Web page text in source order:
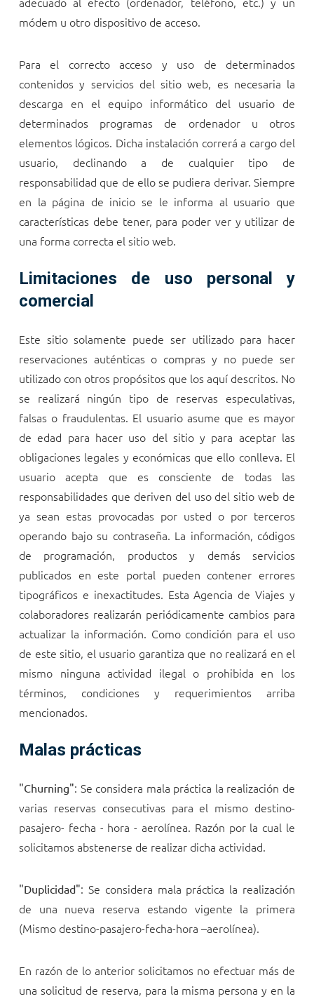
módem u otro dispositivo de acceso.
Para el correcto acceso y uso de determinados
contenidos y servicios del sitio web, es necesaria la
descarga en el equipo informático del usuario de
determinados programas de ordenador u otros
elementos lógicos. Dicha instalación correrá a cargo del
usuario, declinando a de cualquier tipo de
responsabilidad que de ello se pudiera derivar. Siempre
en la página de inicio se le informa al usuario que
características debe tener, para poder ver y utilizar de
una forma correcta el sitio web.
Limitaciones de uso personal y
comercial
Este sitio solamente puede ser utilizado para hacer
reservaciones auténticas o compras y no puede ser
utilizado con otros propósitos que los aquí descritos. No
se realizará ningún tipo de reservas especulativas,
falsas o fraudulentas. El usuario asume que es mayor
de edad para hacer uso del sitio y para aceptar las
obligaciones legales y económicas que ello conlleva. El
usuario acepta que es consciente de todas las
responsabilidades que deriven del uso del sitio web de
ya sean estas provocadas por usted o por terceros
operando bajo su contraseña. La información, códigos
de programación, productos y demás servicios
publicados en este portal pueden contener errores
tipográficos e inexactitudes. Esta Agencia de Viajes y
colaboradores realizarán periódicamente cambios para
actualizar la información. Como condición para el uso
de este sitio, el usuario garantiza que no realizará en el
mismo ninguna actividad ilegal o prohibida en los
términos, condiciones y requerimientos arriba
mencionados.
Malas prácticas
"Churning": Se considera mala práctica la realización de
varias reservas consecutivas para el mismo destino-
pasajero- fecha - hora - aerolínea. Razón por la cual le
solicitamos abstenerse de realizar dicha actividad.
"Duplicidad": Se considera mala práctica la realización
de una nueva reserva estando vigente la primera
(Mismo destino-pasajero-fecha-hora –aerolínea).
En razón de lo anterior solicitamos no efectuar más de
una solicitud de reserva, para la misma persona y en la